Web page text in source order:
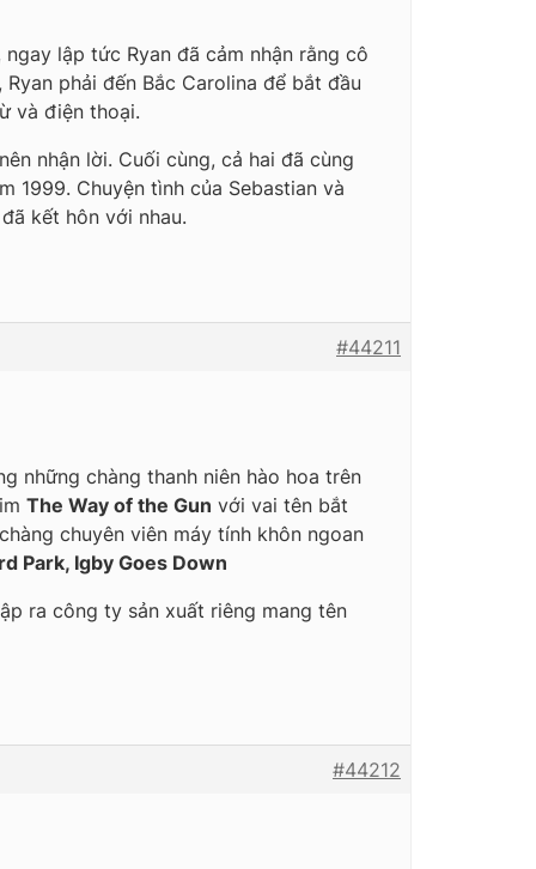
lập tức Ryan đã cảm nhận rằng cô
phải đến Bắc Carolina để bắt đầu
và điện thoại.
nhận lời. Cuối cùng, cả hai đã cùng
1999. Chuyện tình của Sebastian và
kết hôn với nhau.
#44211
những chàng thanh niên hào hoa trên
The Way of the Gun với vai tên bắt
chuyên viên máy tính khôn ngoan
Park, Igby Goes Down
ra công ty sản xuất riêng mang tên
#44212